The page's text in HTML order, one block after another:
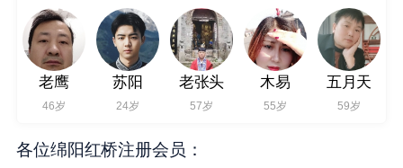
老鹰
46岁
苏阳
24岁
老张头
57岁
木易
55岁
五月天
59岁
各位绵阳红桥注册会员：